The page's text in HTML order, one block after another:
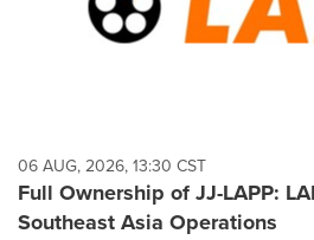
06 AUG, 2026, 13:30 CST
Full Ownership of JJ-LAPP:
Southeast Asia Operations